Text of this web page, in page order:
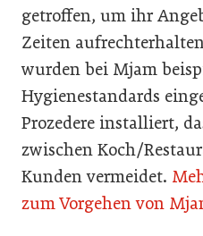
getroffen, um ihr
Zeiten
wurden bei Mjam
Hygienestandards
Prozedere installiert,
zwischen Koch/
Kunden vermeidet.
zum Vorgehen von